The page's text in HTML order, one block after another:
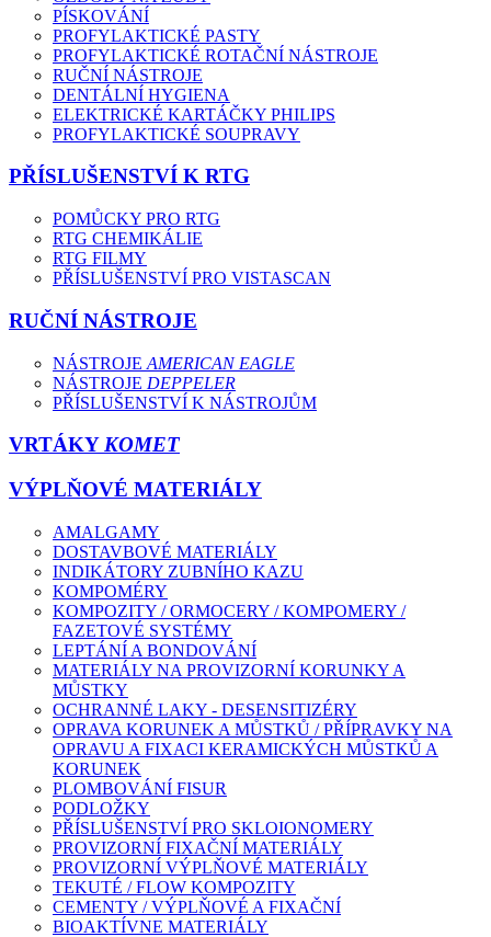
PÍSKOVÁNÍ
PROFYLAKTICKÉ PASTY
PROFYLAKTICKÉ ROTAČNÍ NÁSTROJE
RUČNÍ NÁSTROJE
DENTÁLNÍ HYGIENA
ELEKTRICKÉ KARTÁČKY PHILIPS
PROFYLAKTICKÉ SOUPRAVY
PŘÍSLUŠENSTVÍ K RTG
POMŮCKY PRO RTG
RTG CHEMIKÁLIE
RTG FILMY
PŘÍSLUŠENSTVÍ PRO VISTASCAN
RUČNÍ NÁSTROJE
NÁSTROJE AMERICAN EAGLE
NÁSTROJE DEPPELER
PŘÍSLUŠENSTVÍ K NÁSTROJŮM
VRTÁKYKOMET
VÝPLŇOVÉ MATERIÁLY
AMALGAMY
DOSTAVBOVÉ MATERIÁLY
INDIKÁTORY ZUBNÍHO KAZU
KOMPOMÉRY
KOMPOZITY / ORMOCERY / KOMPOMERY /
FAZETOVÉ SYSTÉMY
LEPTÁNÍ A BONDOVÁNÍ
MATERIÁLY NA PROVIZORNÍ KORUNKY A
MŮSTKY
OCHRANNÉ LAKY - DESENSITIZÉRY
OPRAVA KORUNEK A MŮSTKŮ / PŘÍPRAVKY NA
OPRAVU A FIXACI KERAMICKÝCH MŮSTKŮ A
KORUNEK
PLOMBOVÁNÍ FISUR
PODLOŽKY
PŘÍSLUŠENSTVÍ PRO SKLOIONOMERY
PROVIZORNÍ FIXAČNÍ MATERIÁLY
PROVIZORNÍ VÝPLŇOVÉ MATERIÁLY
TEKUTÉ / FLOW KOMPOZITY
CEMENTY / VÝPLŇOVÉ A FIXAČNÍ
BIOAKTÍVNE MATERIÁLY